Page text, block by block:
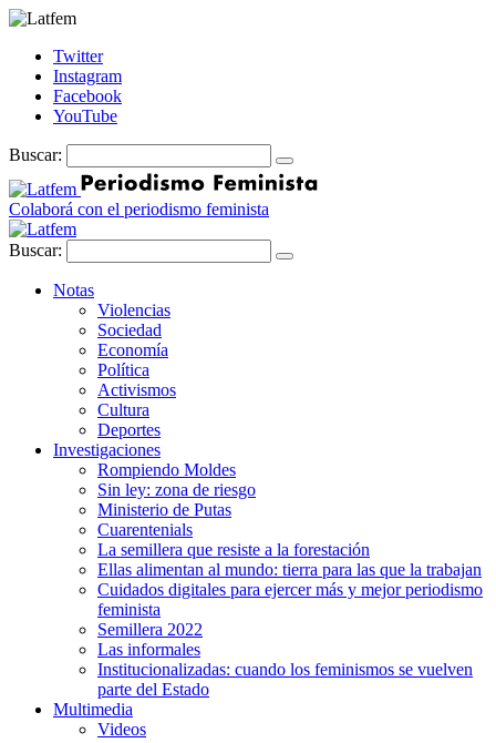
Twitter
Instagram
Facebook
YouTube
Buscar:
Colaborá con el periodismo feminista
Buscar:
Notas
Violencias
Sociedad
Economía
Política
Activismos
Cultura
Deportes
Investigaciones
Rompiendo Moldes
Sin ley: zona de riesgo
Ministerio de Putas
Cuarentenials
La semillera que resiste a la forestación
Ellas alimentan al mundo: tierra para las que la trabajan
Cuidados digitales para ejercer más y mejor periodismo
feminista
Semillera 2022
Las informales
Institucionalizadas: cuando los feminismos se vuelven
parte del Estado
Multimedia
Videos